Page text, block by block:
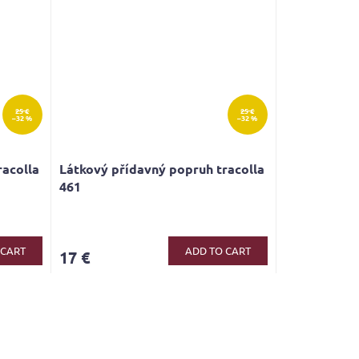
25 €
–32 %
25 €
–32 %
Látkový přídavný popruh tracolla
461
17 € ADD TO CART